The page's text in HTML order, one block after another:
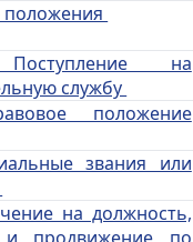
на
службу
положение
звания или
на должность,